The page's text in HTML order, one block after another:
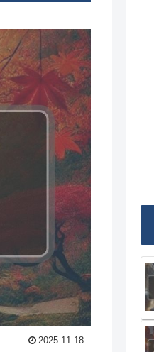
2025.11.18